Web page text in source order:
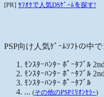
[PR] ﾔﾌｵｸで人気DSｹﾞｰﾑを探す!
PSP向け人気ｹﾞｰﾑｿﾌﾄの中
ﾓﾝｽﾀｰﾊﾝﾀｰ ﾎﾟｰﾀﾌﾞﾙ
ﾓﾝｽﾀｰﾊﾝﾀｰ ﾎﾟｰﾀﾌﾞﾙ 2nd
ﾓﾝｽﾀｰﾊﾝﾀｰ ﾎﾟｰﾀﾌﾞﾙ
... (その他のPSPﾐﾘｵﾝｾﾗｰ)